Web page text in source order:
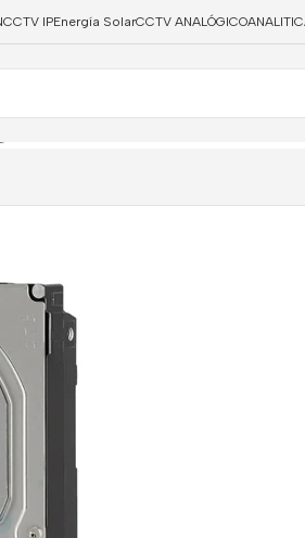
CCTV IPEnergía SolarCCTV ANALÓGICO